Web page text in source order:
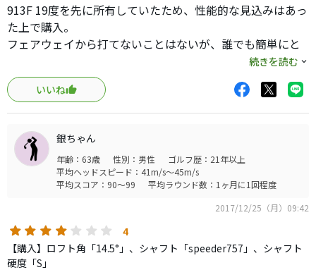
913F 19度を先に所有していたため、性能的な見込みはあっ
た上で購入。
フェアウェイから打てないことはないが、誰でも簡単にと
いう訳ではない。真価はティーアップできる状況のティー
ショットで発揮される。ここが913Fと最も大きく違うとこ
ろ。
操作性は流石にタイトリスト。狭いホールでも安心して叩
いていける。バシン！という打感と音と共に強烈な中弾道
で風も関係なく突き進む。キャリー後もライが悪くなけれ
ばよく転がってくれる。
タイトリストの913シリーズは総じて評価が高いが、使用用
続きを読む
いいね
銀ちゃん
年齢：63歳 性別：男性
ゴルフ歴：21年以上
平均ヘッドスピード：41m/s～45m/s
平均スコア：90～99
平均ラウンド数：1ヶ月に1回程度
2017/12/25（月）09:42
4
【購入】ロフト角「14.5°」、シャフト「speeder757」、シャフト
硬度「S」